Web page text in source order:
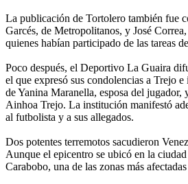
La publicación de Tortolero también fue
Garcés, de Metropolitanos, y José
quienes habían participado de las tareas
Poco después, el Deportivo La Guaira
el que expresó sus condolencias a Trejo
de Yanina Maranella, esposa del jugador,
Ainhoa Trejo. La institución manifestó
al futbolista y a sus allegados.
Dos potentes terremotos sacudieron
Aunque el epicentro se ubicó en la
Carabobo, una de las zonas más